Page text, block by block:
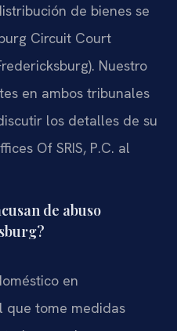
de bienes se
Circuit Court
Nuestro
en ambos tribunales
los detalles de su
Of SRIS, P.C. al
de abuso
en
que tome medidas